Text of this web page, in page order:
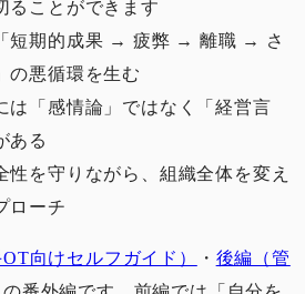
ることができます
短期的成果 → 疲弊 → 離職 → さ
の悪循環を生む
は「感情論」ではなく「経営言
ある
性を守りながら、組織全体を変え
ローチ
向けセルフガイド） ・ 後編（管